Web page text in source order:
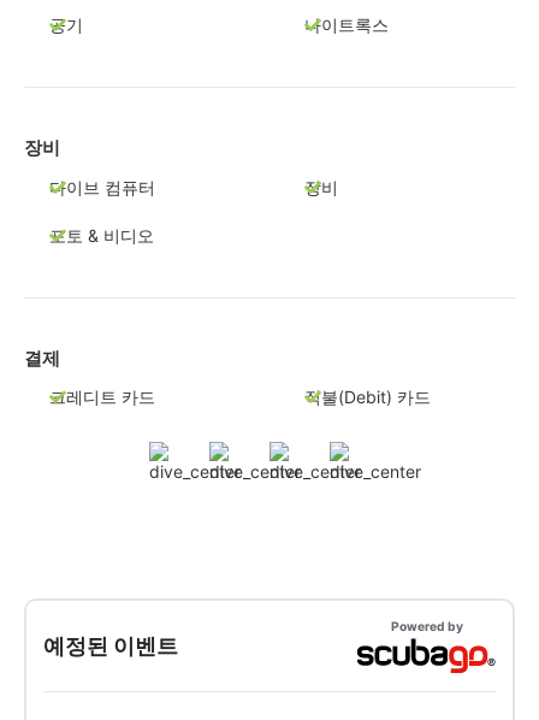
공기 나이트록스
장비
다이브 컴퓨터 장비
포토 & 비디오
결제
크레디트 카드 직불(Debit) 카드
예정된 이벤트
Powered by